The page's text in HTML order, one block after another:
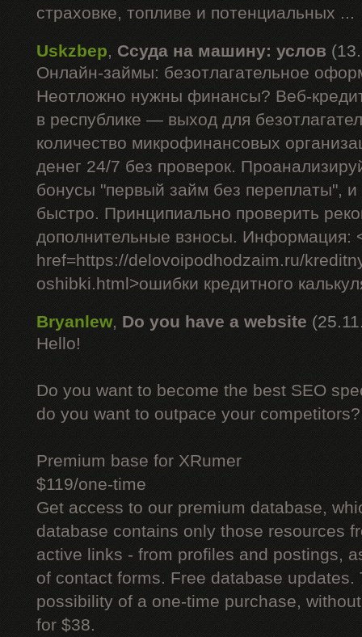
страховке, топливе и потенциальных ...
Uskzbep, Ссуда на машину: услов
Онлайн-займы: безотлагательное
Неотложно нужны финансы? Веб-
в республике — выход для
количество микрофинансовых
денег 24/7 без проверок.
бонусы "первый займ без переплаты", и
быстро. Принципиально проверить
дополнительные взносы. Информация:
href=https://delovoipodhodzaim.ru/
oshibki.html>ошибки кредитного
Bryanlew, Do you have a website
Hello!
Do you want to become the best SEO
do you want to outpace your competitors?
Premium base for XRumer
$119/one-time
Get access to our premium database,
database contains only those resources
active links - from profiles and postings,
of contact forms. Free database updates.
possibility of a one-time purchase,
for $38.